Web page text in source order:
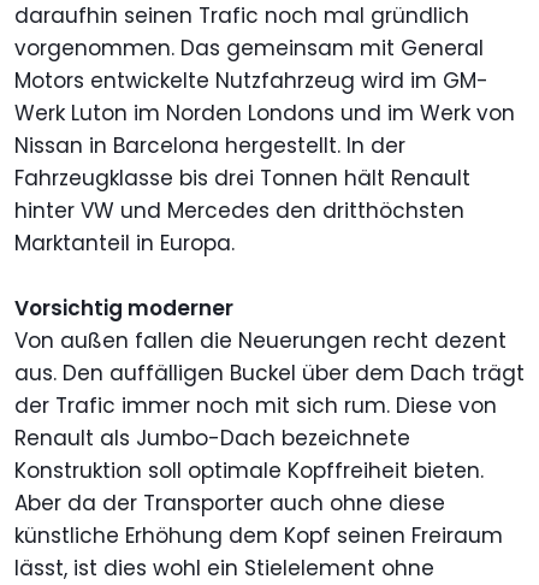
daraufhin seinen Trafic noch mal gründlich
vorgenommen. Das gemeinsam mit General
Motors entwickelte Nutzfahrzeug wird im GM-
Werk Luton im Norden Londons und im Werk von
Nissan in Barcelona hergestellt. In der
Fahrzeugklasse bis drei Tonnen hält Renault
hinter VW und Mercedes den dritthöchsten
Marktanteil in Europa.
Vorsichtig moderner
Von außen fallen die Neuerungen recht dezent
aus. Den auffälligen Buckel über dem Dach trägt
der Trafic immer noch mit sich rum. Diese von
Renault als Jumbo-Dach bezeichnete
Konstruktion soll optimale Kopffreiheit bieten.
Aber da der Transporter auch ohne diese
künstliche Erhöhung dem Kopf seinen Freiraum
lässt, ist dies wohl ein Stielelement ohne